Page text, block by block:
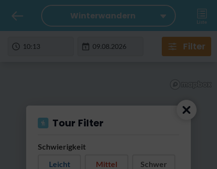
Winterwandern
Liste
Filter
Tour Filter
Schwierigkeit
Leicht
Mittel Schwer